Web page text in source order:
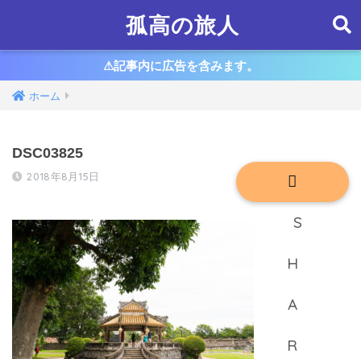
孤高の旅人
⚠︎記事内に広告を含みます。
ホーム
DSC03825
2018年8月15日